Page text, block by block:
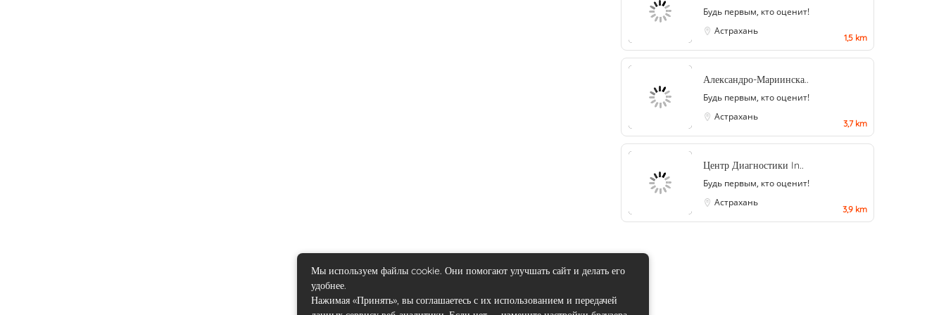
Будь первым, кто оценит!
Астрахань
1,5 km
Александро-Мариинска..
Будь первым, кто оценит!
Астрахань
3,7 km
Центр Диагностики In..
Будь первым, кто оценит!
Астрахань
3,9 km
Мы используем файлы cookie. Они помогают улучшать сайт и делать его
удобнее.
Нажимая «Принять», вы соглашаетесь с их использованием и передачей